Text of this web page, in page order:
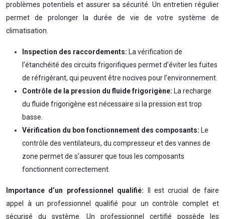
problèmes potentiels et assurer sa sécurité. Un entretien régulier
permet de prolonger la durée de vie de votre système de
climatisation.
Inspection des raccordements: La vérification de
l’étanchéité des circuits frigorifiques permet d’éviter les fuites
de réfrigérant, qui peuvent être nocives pour l’environnement.
Contrôle de la pression du fluide frigorigène: La recharge
du fluide frigorigène est nécessaire si la pression est trop
basse.
Vérification du bon fonctionnement des composants: Le
contrôle des ventilateurs, du compresseur et des vannes de
zone permet de s’assurer que tous les composants
fonctionnent correctement.
Importance d’un professionnel qualifié:
Il est crucial de faire
appel à un professionnel qualifié pour un contrôle complet et
sécurisé du système. Un professionnel certifié possède les